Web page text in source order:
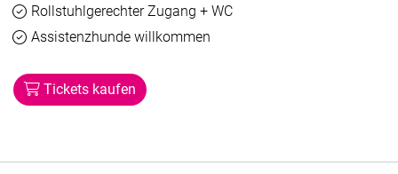
Rollstuhlgerechter Zugang + WCVerfügbar
Assistenzhunde willkommen
Tickets kaufen